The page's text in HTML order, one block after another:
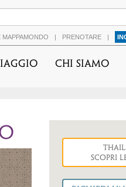
MAPPAMONDO | PRENOTARE |
Chi Siamo
Scopri